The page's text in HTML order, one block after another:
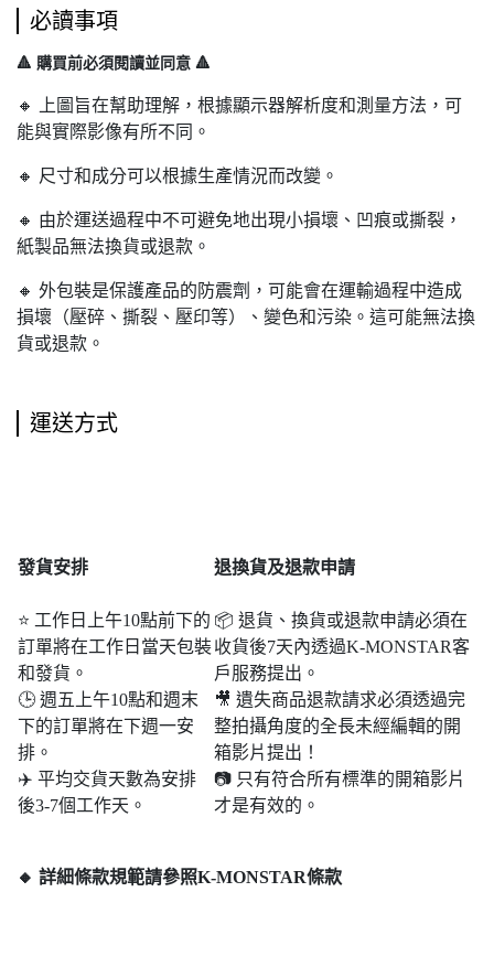
必讀事項
🔺 購買前必須閱讀並同意 🔺
🔸 上圖旨在幫助理解，根據顯示器解析度和測量方法，可
能與實際影像有所不同。
🔸 尺寸和成分可以根據生產情況而改變。
🔸 由於運送過程中不可避免地出現小損壞、凹痕或撕裂，
紙製品無法換貨或退款。
🔸 外包裝是保護產品的防震劑，可能會在運輸過程中造成
損壞（壓碎、撕裂、壓印等）、變色和污染。這可能無法換
貨或退款。
運送方式
發貨安排
⭐ 工作日上午10點前下的
訂單將在工作日當天包裝
和發貨。
🕒 週五上午10點和週末​​
下的訂單將在下週一安
排。
✈️ 平均交貨天數為安排
後3-7個工作天。
退換貨及退款申請
📦 退貨、換貨或退款申請必須在
收貨後7天內透過K-MONSTAR客
戶服務提出。
🎥 遺失商品退款請求必須透過完
整拍攝角度的全長未經編輯的開
箱影片提出！
📷 只有符合所有標準的開箱影片
才是有效的。
🔸 詳細條款規範請參照K-MONSTAR條款